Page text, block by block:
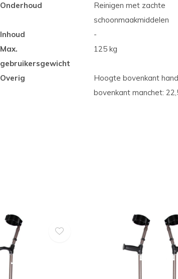
Onderhoud
Reinigen met zachte
schoonmaakmiddelen
Inhoud
-
Max.
gebruikersgewicht
125 kg
Overig
Hoogte bovenkant
bovenkant manchet: